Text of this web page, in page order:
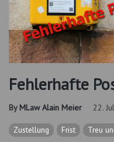
Fehlerhafte
By MLaw Alain Meier 22.
Zustellung Frist Treu